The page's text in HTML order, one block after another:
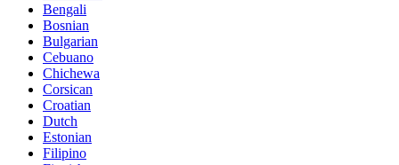
Bengali
Bosnian
Bulgarian
Cebuano
Chichewa
Corsican
Croatian
Dutch
Estonian
Filipino